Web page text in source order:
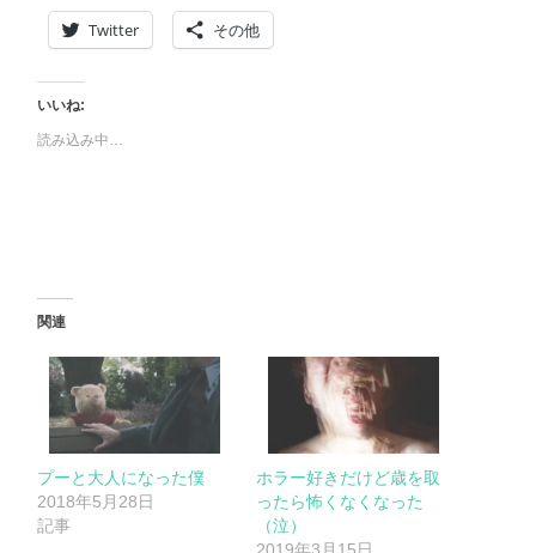
Twitter その他
いいね:
読み込み中…
関連
プーと大人になった僕
2018年5月28日
記事
ホラー好きだけど歳を取
ったら怖くなくなった
（泣）